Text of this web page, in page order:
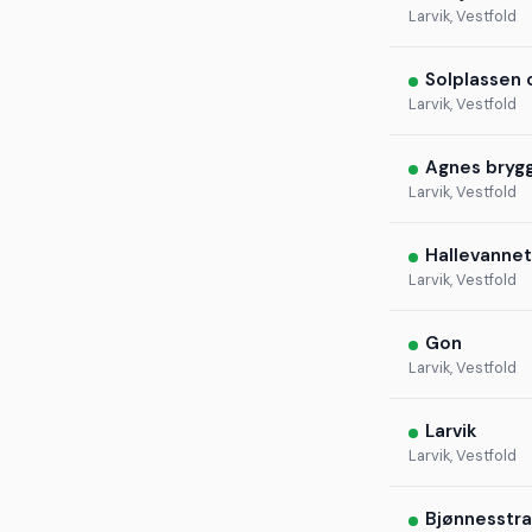
Larvik, Vestfold
Solplassen
Larvik, Vestfold
Agnes
Larvik, Vestfold
Hallevannet
Larvik, Vestfold
Gon
Larvik, Vestfold
Larvik
Larvik, Vestfold